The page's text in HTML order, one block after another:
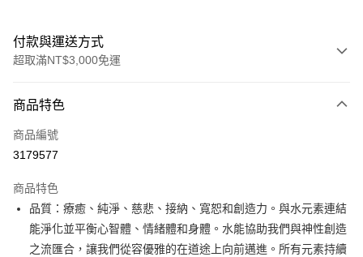
付款與運送方式
超取滿NT$3,000免運
信用卡一次付款
超商取貨付款
Apple Pay
街口支付
商品特色
商品編號
3179577
商品特色
品質：療癒、純淨、慈悲、接納、寬恕和創造力。與水元素連結
能淨化並平衡心智體、情緒體和身體。水能協助我們與神性創造
之流匯合，讓我們從容優雅的在道途上向前邁進。所有元素持續